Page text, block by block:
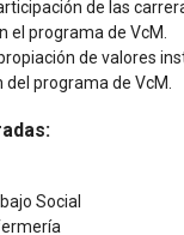
de las
el programa de VcM.
de valores
del programa de VcM.
Social